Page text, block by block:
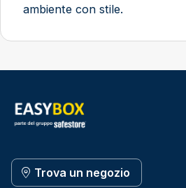
ambiente con stile.
Trova un negozio